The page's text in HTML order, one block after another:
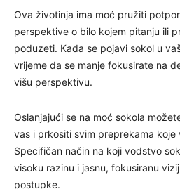
Ova životinja ima moć pružiti
perspektive o bilo kojem pitanju ili
poduzeti. Kada se pojavi sokol u
vrijeme da se manje fokusirate na
višu perspektivu.
Oslanjajući se na moć sokola
vas i prkositi svim preprekama
Specifičan način na koji vodstvo
visoku razinu i jasnu, fokusiranu
postupke.